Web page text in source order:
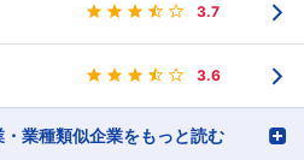
3.7
3.6
業種類似企業をもっと読む